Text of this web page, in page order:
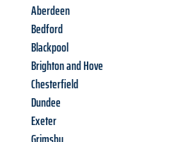
Aberdeen
Bedford
Blackpool
Brighton and Hove
Chesterfield
Dundee
Exeter